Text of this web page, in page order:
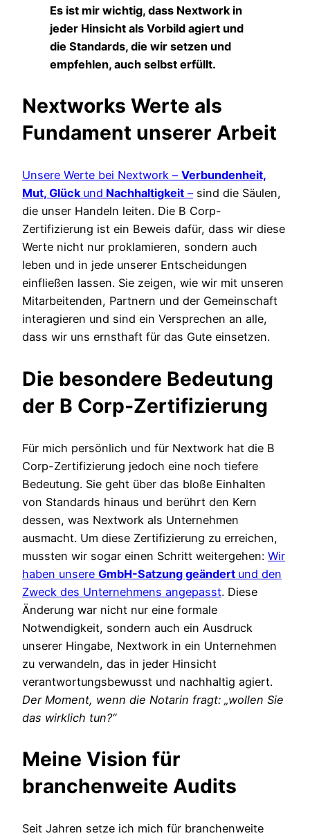
Es ist mir wichtig, dass Nextwork in
jeder Hinsicht als Vorbild agiert und
die Standards, die wir setzen und
empfehlen, auch selbst erfüllt.
Nextworks Werte als
Fundament unserer Arbeit
Unsere Werte bei Nextwork – Verbundenheit,
Mut, Glück und Nachhaltigkeit –sind die Säulen,
die unser Handeln leiten. Die B Corp-
Zertifizierung ist ein Beweis dafür, dass wir diese
Werte nicht nur proklamieren, sondern auch
leben und in jede unserer Entscheidungen
einfließen lassen. Sie zeigen, wie wir mit unseren
Mitarbeitenden, Partnern und der Gemeinschaft
interagieren und sind ein Versprechen an alle,
dass wir uns ernsthaft für das Gute einsetzen.
Die besondere Bedeutung
der B Corp-Zertifizierung
Für mich persönlich und für Nextwork hat die B
Corp-Zertifizierung jedoch eine noch tiefere
Bedeutung. Sie geht über das bloße Einhalten
von Standards hinaus und berührt den Kern
dessen, was Nextwork als Unternehmen
ausmacht. Um diese Zertifizierung zu erreichen,
mussten wir sogar einen Schritt weitergehen: Wir
haben unsere GmbH-Satzung geändert und den
Zweck des Unternehmens angepasst. Diese
Änderung war nicht nur eine formale
Notwendigkeit, sondern auch ein Ausdruck
unserer Hingabe, Nextwork in ein Unternehmen
zu verwandeln, das in jeder Hinsicht
verantwortungsbewusst und nachhaltig agiert.
Der Moment, wenn die Notarin fragt: „wollen Sie
das wirklich tun?“
Meine Vision für
branchenweite Audits
Seit Jahren setze ich mich für branchenweite